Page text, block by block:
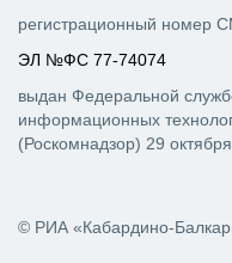
© РИА «Кабардино-
регистрационный номер
ЭЛ №ФС 77-74074
выдан Федеральной
информационных
(Роскомнадзор) 29